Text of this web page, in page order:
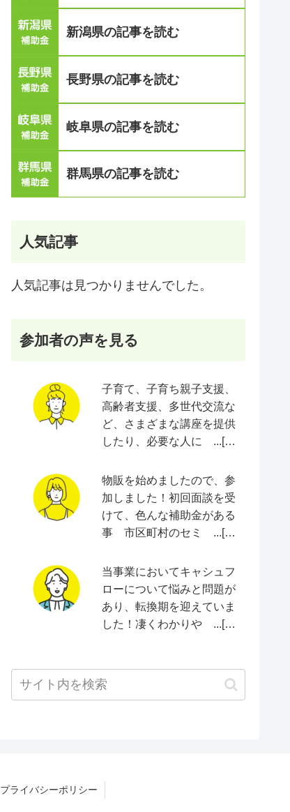
新潟県の記事を読む
長野県の記事を読む
岐阜県の記事を読む
群馬県の記事を読む
人気記事
人気記事は見つかりませんでした。
参加者の声を見る
子育て、子育ち親子支援、
高齢者支援、多世代交流な
ど、さまざまな講座を提供
したり、必要な人に ...[続
物販を始めましたので、参
加しました！初回面談を受
けて、色んな補助金がある
事 市区町村のセミ ...[続
当事業においてキャシュフ
ローについて悩みと問題が
あり、転換期を迎えていま
した！凄くわかりや ...[続
プライバシーポリシー